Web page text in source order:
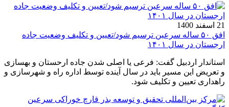
21 اسفند 1400
افق ۵۰ ساله سرعین ترسیم شود/تعیین و تکلیف وضعیت جاده
ارجستان در سال ۱۴۰۱
استاندار اردبیل گفت: فرعی یا اصلی شدن جاده ارحستان و بهسازی
و تعریض این مسیر باید در سال آینده توسط اداره راه و شهرسازی و
راهداری تعیین و تکلیف شود.